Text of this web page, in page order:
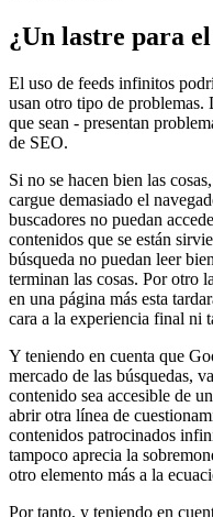
¿Un lastre para
El uso de feeds infinitos
usan otro tipo de problemas.
que sean - presentan
de SEO.
Si no se hacen bien las
cargue demasiado el
buscadores no puedan
contenidos que se están
búsqueda no puedan leer
terminan las cosas. Por otro
en una página más esta
cara a la experiencia final ni
Y teniendo en cuenta que
mercado de las búsquedas,
contenido sea accesible de
abrir otra línea de
contenidos patrocinados
tampoco aprecia la
otro elemento más a la
Por tanto, y teniendo en